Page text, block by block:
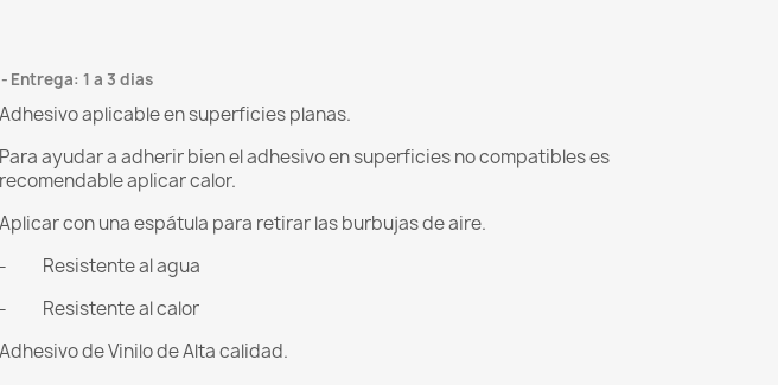
Entrega: 1 a 3 dias
Adhesivo aplicable en superficies planas.
Para ayudar a adherir bien el adhesivo en superficies no compatibles es
recomendable aplicar calor.
Aplicar con una espátula para retirar las burbujas de aire.
- Resistente al agua
- Resistente al calor
Adhesivo de Vinilo de Alta calidad.